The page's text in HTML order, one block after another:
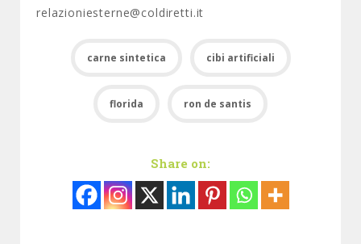
relazioniesterne@coldiretti.it
carne sintetica cibi artificiali
florida ron de santis
Share on: